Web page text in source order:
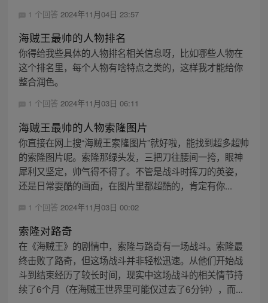
1 个回答 2024年11月04日 23:57
海贼王最帅的人物排名
你得给我些具体的人物排名相关信息呀，比如哪些人物在
这个排名里，每个人物有啥特点之类的，这样我才能给你
整合润色。
1 个回答 2024年11月03日 06:11
海贼王最帅的人物索隆图片
你直接在网上搜“海贼王索隆图片”就好啦，能找到超多超帅
的索隆图片呢。索隆那绿头发，三把刀往腰间一挎，眼神
犀利又坚定，帅气得不得了。不管是战斗时挥刀的英姿，
还是日常耍酷的画面，在图片里都超酷的，肯定有你...
1 个回答 2024年11月03日 00:02
索隆对路奇
在《海贼王》的剧情中，索隆与路奇有一场战斗。索隆最
终击败了路奇，但这场战斗并非轻松迅速。从他们开始战
斗到结束经历了较长时间，现实中这场战斗的相关情节持
续了6个月（在海贼王世界里可能仅过去了6分钟），而...